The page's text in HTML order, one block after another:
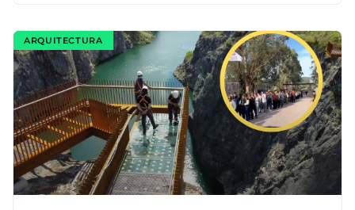
ARQUITECTURA